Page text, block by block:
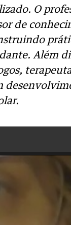
O
de
Além